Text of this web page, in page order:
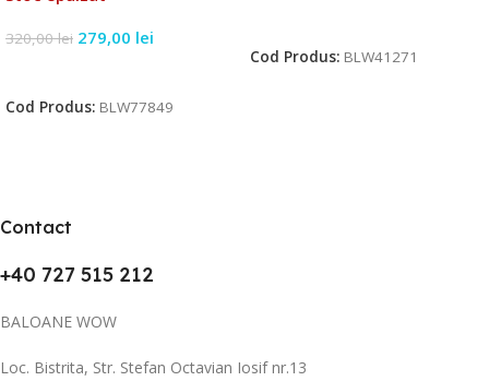
320,00lei 279,00 lei
Cod Produs: BLW77849
Cod Produs: BLW41271
Contact
+40 727 515 212
BALOANE WOW
Loc. Bistrita, Str. Stefan Octavian Iosif nr.13